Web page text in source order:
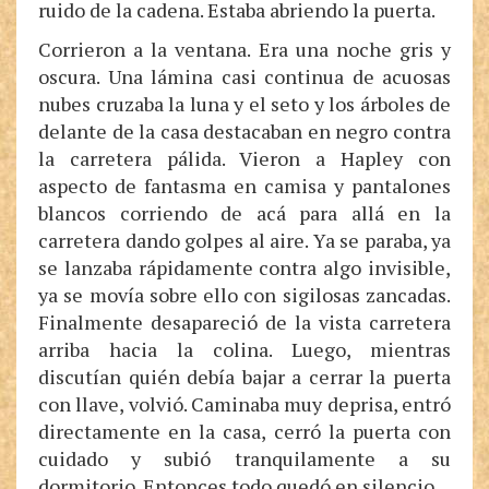
ruido de la cadena. Estaba abriendo la puerta.
Corrieron a la ventana. Era una noche gris y
oscura. Una lámina casi continua de acuosas
nubes cruzaba la luna y el seto y los árboles de
delante de la casa destacaban en negro contra
la carretera pálida. Vieron a Hapley con
aspecto de fantasma en camisa y pantalones
blancos corriendo de acá para allá en la
carretera dando golpes al aire. Ya se paraba, ya
se lanzaba rápidamente contra algo invisible,
ya se movía sobre ello con sigilosas zancadas.
Finalmente desapareció de la vista carretera
arriba hacia la colina. Luego, mientras
discutían quién debía bajar a cerrar la puerta
con llave, volvió. Caminaba muy deprisa, entró
directamente en la casa, cerró la puerta con
cuidado y subió tranquilamente a su